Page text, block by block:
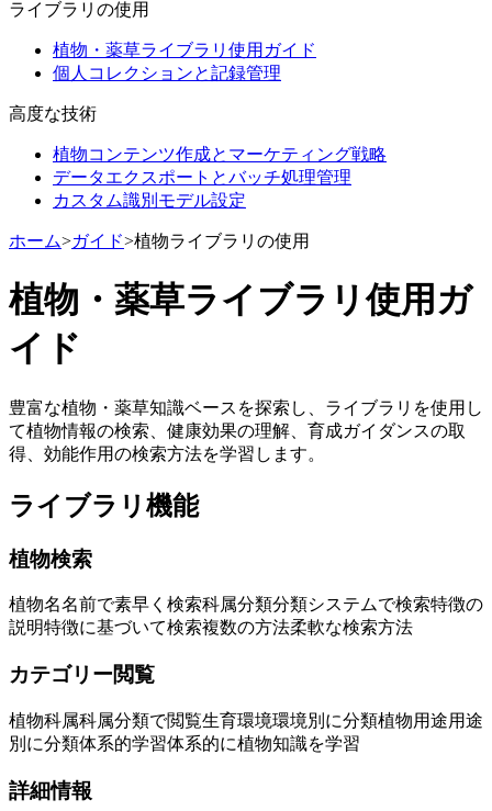
ライブラリの使用
植物・薬草ライブラリ使用ガイド
個人コレクションと記録管理
高度な技術
植物コンテンツ作成とマーケティング戦略
データエクスポートとバッチ処理管理
カスタム識別モデル設定
ホーム>ガイド>植物ライブラリの使用
植物・薬草ライブラリ使用ガ
イド
豊富な植物・薬草知識ベースを探索し、ライブラリを使用し
て植物情報の検索、健康効果の理解、育成ガイダンスの取
得、効能作用の検索方法を学習します。
ライブラリ機能
植物検索
植物名名前で素早く検索科属分類分類システムで検索特徴の
説明特徴に基づいて検索複数の方法柔軟な検索方法
カテゴリー閲覧
植物科属科属分類で閲覧生育環境環境別に分類植物用途用途
別に分類体系的学習体系的に植物知識を学習
詳細情報